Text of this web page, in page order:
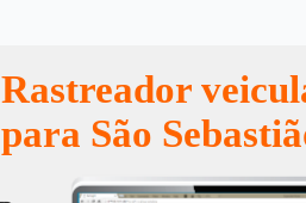
Rastreador
para São